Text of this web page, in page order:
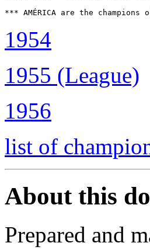
*** AMÉRICA are the
1954
1955 (League)
1956
list of
About this
Prepared and